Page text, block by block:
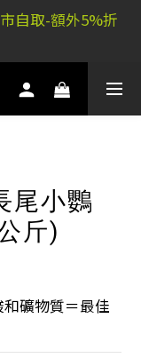
地下｜ 稀.鰭旺角
11樓
自取-額外5%折
地下｜ 稀.鰭旺角
11樓
尾小鸚
斤)
礦物質＝最佳